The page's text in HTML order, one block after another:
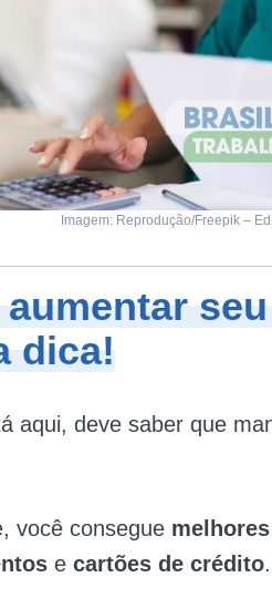
Imagem: Reprodução/Freepik –
dica!
aqui, deve saber que
você consegue
e cartões de crédito.